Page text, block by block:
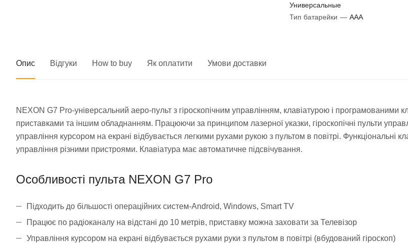
Универсальные
Тип батарейки — AAA
Опис Відгуки How to buy Як оплатити Умови доставки
NEXON G7 Pro-універсальний аеро-пульт з гіроскопічним управлінням, клавіатурою і
приставками та іншим обладнанням. Працюючи за принципом лазерної указки, гіроскопічні пульти
управління курсором на екрані відбувається легкими рухами рукою з пультом в повітрі. Функціональні
управління різними пристроями. Клавіатура має автоматичне підсвічування.
Особливості пульта NEXON G7 Pro
Підходить до більшості операційних систем-Android, Windows, Smart TV
Працює по радіоканалу на відстані до 10 метрів, приставку можна заховати за Телевізор
Управління курсором на екрані відбувається рухами руки з пультом в повітрі (вбудований гіроскоп)